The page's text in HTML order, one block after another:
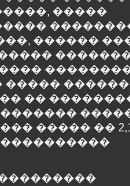
�����
������
��������
�����
��
����� ��